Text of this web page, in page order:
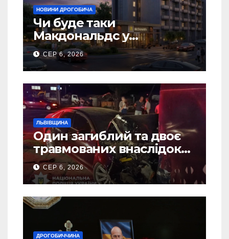
НОВИНИ ДРОГОБИЧА
Чи буде таки
Макдональдс у
Дрогобичі? (Фото)
СЕР 6, 2026
ЛЬВІВЩИНА
Один загиблий та двоє
травмованих внаслідок
ДТП на Самбірщині
СЕР 6, 2026
ДРОГОБИЧЧИНА